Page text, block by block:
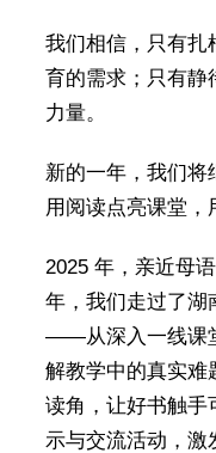
我们相信，只有扎
育的需求；只有静
力量。
新的一年，我们将
用阅读点亮课堂，
2025 年，亲近母
年，我们走过了湖
——从深入一线课
解教学中的真实难
读角，让好书触手
示与交流活动，激